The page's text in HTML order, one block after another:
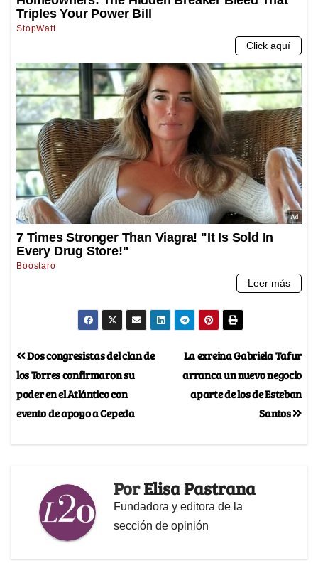
La exreina Gabriela Tafur
arranca un nuevo negocio
aparte de los de Esteban
Santos
Dos congresistas del clan de
los Torres confirmaron su
poder en el Atlántico con
evento de apoyo a Cepeda
PorElisa Pastrana
Fundadora y editora de la
sección de opinión